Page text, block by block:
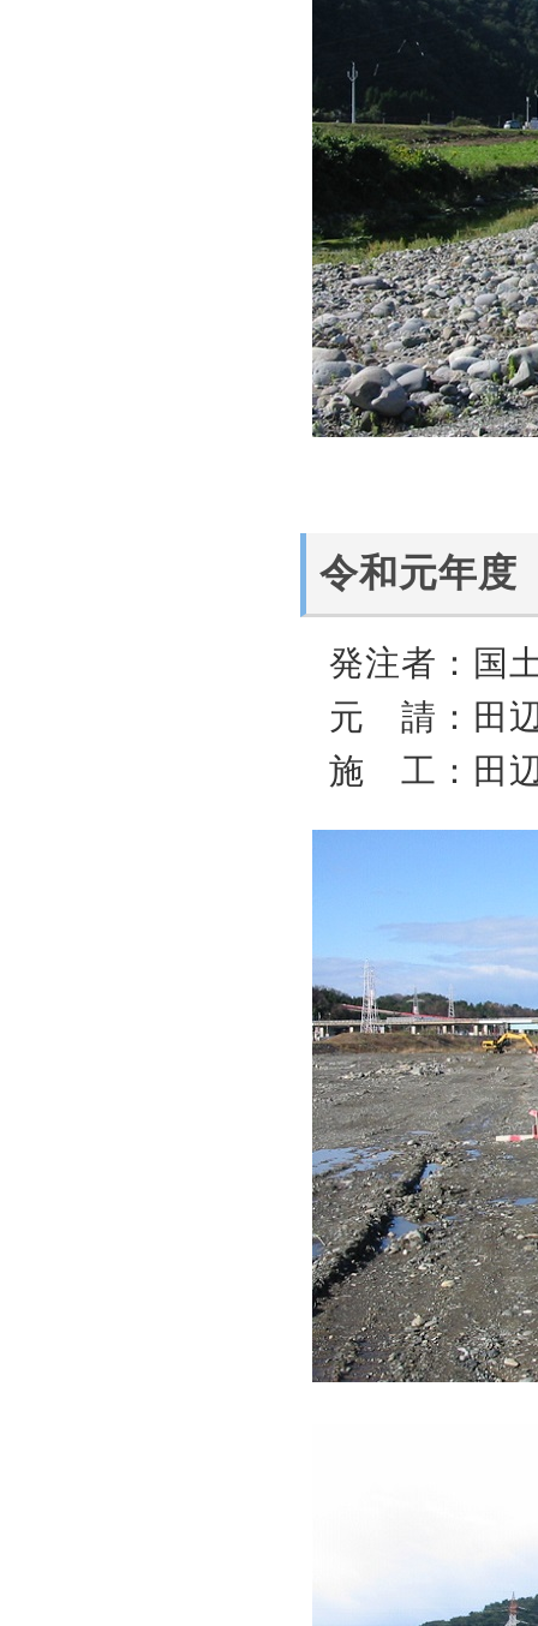
令和元年
発注者：国
元 請：田
施 工：田